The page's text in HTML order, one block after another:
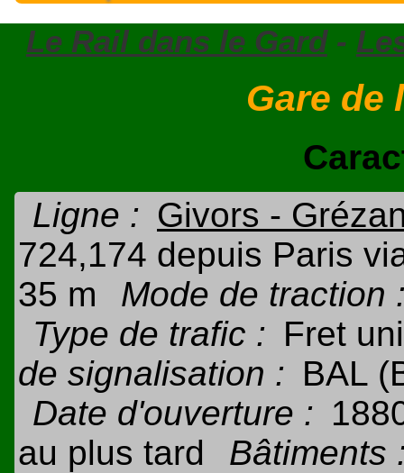
Le Rail dans le Gard-
Gare de
Ligne : Givors -
724,174 depuis Paris
35 m
Mode de traction
Type de trafic : Fret
de signalisation : BAL
Date d'ouverture :
au plus tard
Bâtiments